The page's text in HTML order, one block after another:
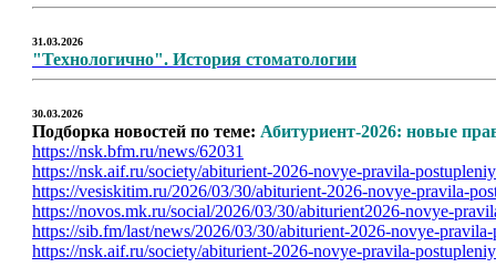
31.03.2026
"Технологично". История стоматологии
30.03.2026
Подборка новостей по теме: Абитуриент-2026: новые
https://nsk.bfm.ru/news/62031
https://nsk.aif.ru/society/abiturient-2026-novye-pravila-
https://vesiskitim.ru/2026/03/30/abiturient-2026-novye-pravila-
https://novos.mk.ru/social/2026/03/30/abiturient2026-novye-
https://sib.fm/last/news/2026/03/30/abiturient-2026-novye-
https://nsk.aif.ru/society/abiturient-2026-novye-pravila-